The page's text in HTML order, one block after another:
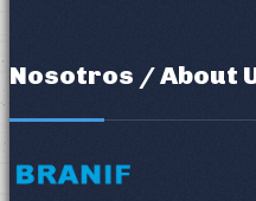
Nosotros / About